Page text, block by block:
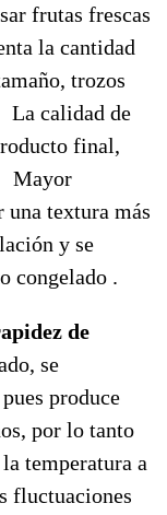
frutas frescas
la cantidad
trozos
La calidad de
final,
Mayor
una textura más
y se
congelado .
de
se
produce
por lo tanto
temperatura a
fluctuaciones